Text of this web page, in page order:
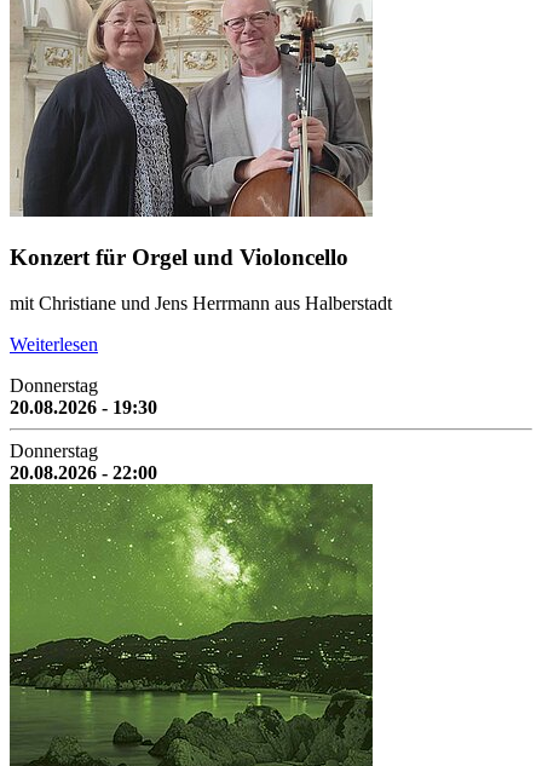
Konzert für Orgel und Violoncello
mit Christiane und Jens Herrmann aus Halberstadt
Weiterlesen
Donnerstag
20.08.2026 - 19:30
Donnerstag
20.08.2026 - 22:00